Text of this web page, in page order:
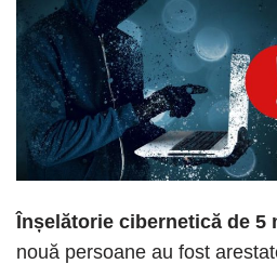
Înșelătorie cibernetică de 5
nouă persoane au fost